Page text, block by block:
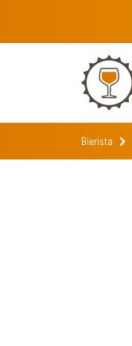
Bierista